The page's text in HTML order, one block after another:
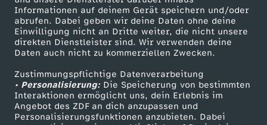
Informationen auf deinem Gerät speichern und/oder
abrufen. Dabei geben wir deine Daten ohne deine
Einwilligung nicht an Dritte weiter, die nicht unsere
direkten Dienstleister sind. Wir verwenden deine
Daten auch nicht zu kommerziellen Zwecken.
Zustimmungspflichtige Datenverarbeitung
• Personalisierung:Die Speicherung von bestimmten
Interaktionen ermöglicht uns, dein Erlebnis im
Angebot des ZDF an dich anzupassen und
Personalisierungsfunktionen anzubieten. Dabei
c
h
a
u
f
ZDF-Apps
Smart TV
ZDFtext
Livestreams
Sendungen A-Z
TV-Programm
ZDFmitreden
Kontakt zum ZDF
Tickets
Zuschauerservice
Hilfe